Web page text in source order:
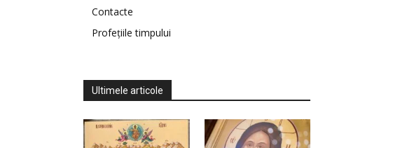
Contacte
Profețiile timpului
Ultimele articole